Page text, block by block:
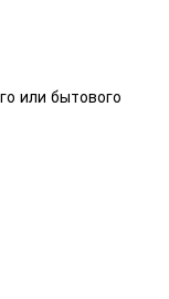
или бытового